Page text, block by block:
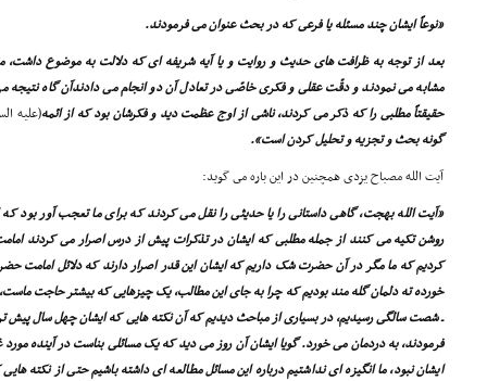
«نوعاً ایشان چند مسئله یا فرعى که در بحث عنوان مى فرمودند.
بعد از توجه به ظرافت هاى حدیث و روایت و یا آیه شریفه اى که دلالت به موضوع
مشابه مى نمودند و دقّت عقلى و فکرى خاصّى در تعادل آن دو انجام مى دادندآن گاه نتیجه
حقیقتاً مطلبى را که ذکر مى کردند، ناشى از اوج عظمت دید و فکرشان بود که از ائمه(علیه
گونه بحث و تجزیه و تحلیل کردن است».
آیت الله مصباح یزدى همچنین در این باره مى گوید:
«آیت الله بهجت، گاهى داستانى را یا حدیثى را نقل مى کردند که براى ما تعجب آور بود
روشن تکیه مى کنند از جمله مطلبى که ایشان در تذکرات پیش از درس اصرار مى کردند
کردیم که ما مگر در آن حضرت شک داریم که ایشان این قدر اصرار دارند که دلائل امامت
خورده ته دلمان گله مند بودیم که چرا به جاى این مطالب، یک چیزهایى که بیشتر حاجت ماست،
ـ شصت سالگى رسیدیم، در بسیارى از مباحث دیدیم که آن نکته هایى که ایشان چهل سال پیش
فرمودند، به دردمان مى خورد. گویا ایشان آن روز مى دید که یک مسائلى بناست در آینده
ایشان نبود، ما انگیزه اى نداشتیم درباره این مسائل مطالعه اى داشته باشیم حتى از نکته